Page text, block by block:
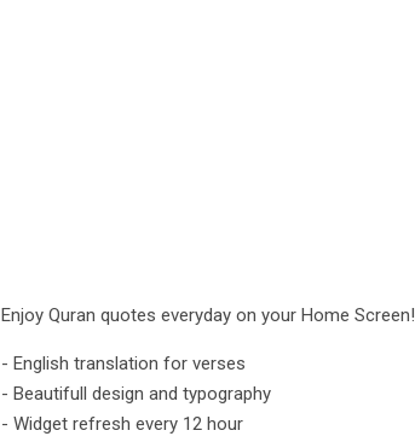
Enjoy Quran quotes everyday on your Home Screen!
- English translation for verses
- Beautifull design and typography
- Widget refresh every 12 hour